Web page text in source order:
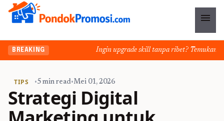
menu
BREAKING Ingin upgrade skill tanpa ribet? Temukan
TIPS •5 min read•Mei 01, 2026
Strategi Digital